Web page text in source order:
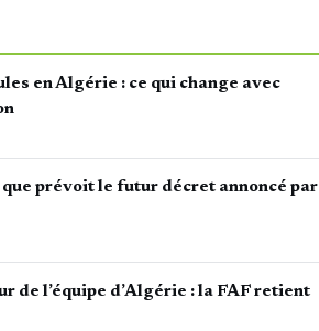
en Algérie : ce qui change avec
que prévoit le futur décret annoncé par
de l’équipe d’Algérie : la FAF retient